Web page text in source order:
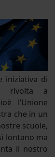
iniziativa di
rivolta a
l’Unione
che in un
scuole,
lontano ma
il nostro